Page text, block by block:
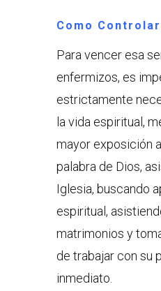
Como
Para vencer esa
enfermizos, es
estrictamente
la vida espiritual,
mayor exposición
palabra de Dios,
Iglesia, buscando
espiritual,
matrimonios y
de trabajar con su
inmediato.